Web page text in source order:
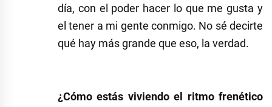
día, con el poder hacer lo que me gusta y
el tener a mi gente conmigo. No sé decirte
qué hay más grande que eso, la verdad.
¿Cómo estás viviendo el ritmo frenético